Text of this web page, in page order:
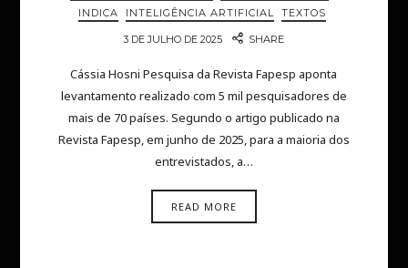
INDICA
INTELIGÊNCIA ARTIFICIAL TEXTOS
3 DE JULHO DE 2025 SHARE
Cássia Hosni Pesquisa da Revista Fapesp aponta
levantamento realizado com 5 mil pesquisadores de
mais de 70 países. Segundo o artigo publicado na
Revista Fapesp, em junho de 2025, para a maioria dos
entrevistados, a…
READ MORE